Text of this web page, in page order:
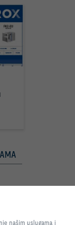
našim uslugama i